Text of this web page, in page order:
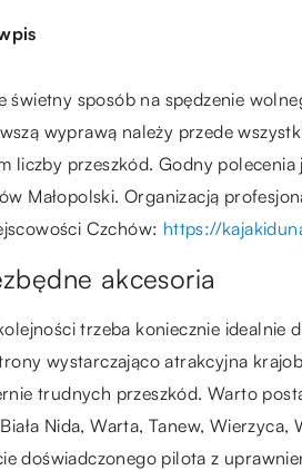
sposób na spędzenie
wyprawą należy przede
przeszkód. Godny polecenia
Małopolski. Organizacją
Czchów: https://
akcesoria
trzeba koniecznie idealnie
wystarczająco atrakcyjna
trudnych przeszkód. Warto
Nida, Warta, Tanew, Wierzyca,
doświadczonego pilota z